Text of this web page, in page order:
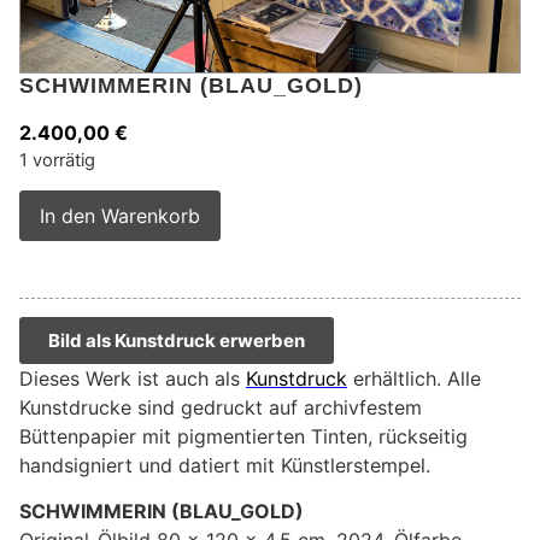
SCHWIMMERIN (BLAU_GOLD)
2.400,00 €
1 vorrätig
In den Warenkorb
Bild als Kunstdruck erwerben
Dieses Werk ist auch als Kunstdruck erhältlich. Alle
Kunstdrucke sind gedruckt auf archivfestem
Büttenpapier mit pigmentierten Tinten, rückseitig
handsigniert und datiert mit Künstlerstempel.
SCHWIMMERIN (BLAU_GOLD)